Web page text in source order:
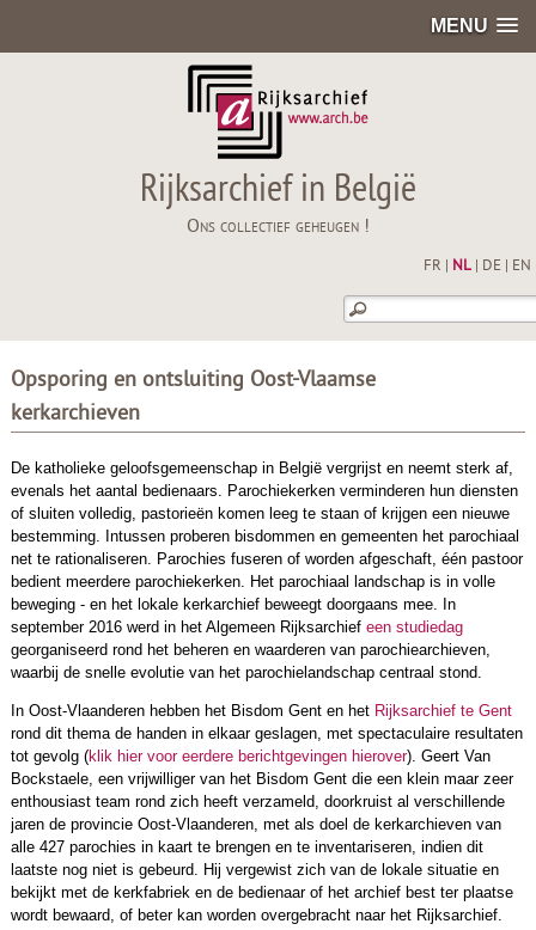
MENU
Rijksarchief in België
Ons collectief geheugen !
FR NL| DE EN
Opsporing en ontsluiting Oost-Vlaamse
kerkarchieven
De katholieke geloofsgemeenschap in België vergrijst en neemt sterk af,
evenals het aantal bedienaars. Parochiekerken verminderen hun diensten
of sluiten volledig, pastorieën komen leeg te staan of krijgen een nieuwe
bestemming. Intussen proberen bisdommen en gemeenten het parochiaal
net te rationaliseren. Parochies fuseren of worden afgeschaft, één pastoor
bedient meerdere parochiekerken. Het parochiaal landschap is in volle
beweging - en het lokale kerkarchief beweegt doorgaans mee. In
september 2016 werd in het Algemeen Rijksarchief een studiedag
georganiseerd rond het beheren en waarderen van parochiearchieven,
waarbij de snelle evolutie van het parochielandschap centraal stond.
In Oost-Vlaanderen hebben het Bisdom Gent en het Rijksarchief te Gent
rond dit thema de handen in elkaar geslagen, met spectaculaire resultaten
tot gevolg (klik hier voor eerdere berichtgevingen hierover). Geert Van
Bockstaele, een vrijwilliger van het Bisdom Gent die een klein maar zeer
enthousiast team rond zich heeft verzameld, doorkruist al verschillende
jaren de provincie Oost-Vlaanderen, met als doel de kerkarchieven van
alle 427 parochies in kaart te brengen en te inventariseren, indien dit
laatste nog niet is gebeurd. Hij vergewist zich van de lokale situatie en
bekijkt met de kerkfabriek en de bedienaar of het archief best ter plaatse
wordt bewaard, of beter kan worden overgebracht naar het Rijksarchief.